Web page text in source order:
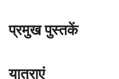
प्रमुख पुस्तकें
यात्राएं